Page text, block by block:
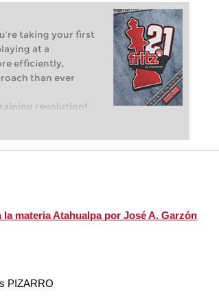
taking your first
at a
efficiently,
than ever
revolution!
of club chess,
la materia Atahualpa por José A. Garzón
PIZARRO